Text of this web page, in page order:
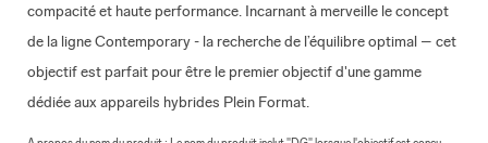
compacité et haute performance. Incarnant à merveille le concept
de la ligne Contemporary - la recherche de l’équilibre optimal – cet
objectif est parfait pour être le premier objectif d'une gamme
dédiée aux appareils hybrides Plein Format.